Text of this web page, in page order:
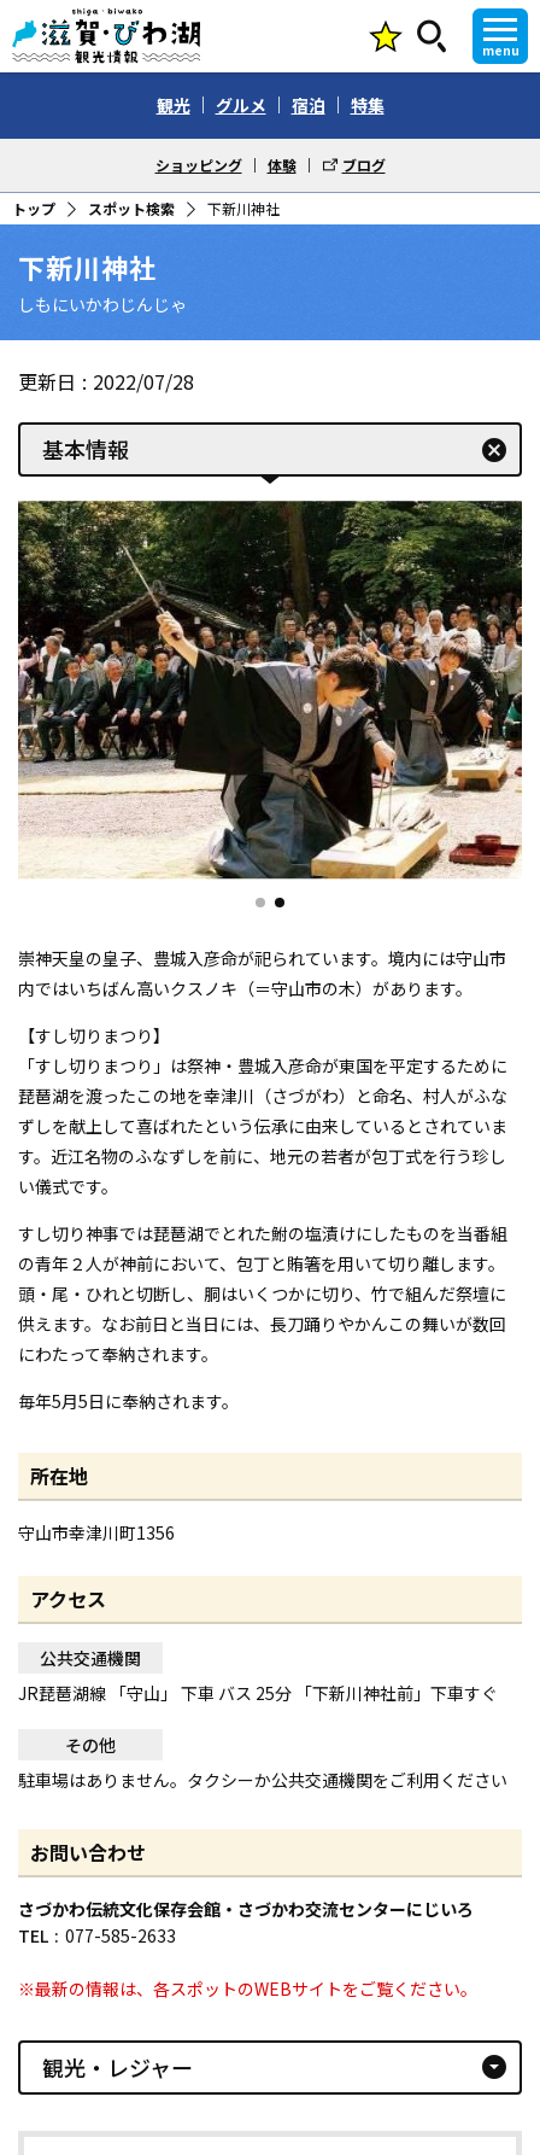
menu
観光 グルメ 宿泊 特集
ショッピング 体験 ブログ
トップ スポット検索 下新川神社
下新川神社
しもにいかわじんじゃ
更新日 2022/07/28
基本情報 cancel
崇神天皇の皇子、豊城入彦命が祀られています。境内には守山市
内ではいちばん高いクスノキ（＝守山市の木）があります。
【すし切りまつり】
「すし切りまつり」は祭神・豊城入彦命が東国を平定するために
琵琶湖を渡ったこの地を幸津川（さづがわ）と命名、村人がふな
ずしを献上して喜ばれたという伝承に由来しているとされていま
す。近江名物のふなずしを前に、地元の若者が包丁式を行う珍し
い儀式です。
すし切り神事では琵琶湖でとれた鮒の塩漬けにしたものを当番組
の青年２人が神前において、包丁と賄箸を用いて切り離します。
頭・尾・ひれと切断し、胴はいくつかに切り、竹で組んだ祭壇に
供えます。なお前日と当日には、長刀踊りやかんこの舞いが数回
にわたって奉納されます。
毎年5月5日に奉納されます。
所在地
守山市幸津川町1356
アクセス
公共交通機関
JR琵琶湖線 「守山」 下車 バス 25分 「下新川神社前」下車すぐ
その他
駐車場はありません。タクシーか公共交通機関をご利用ください
お問い合わせ
さづかわ伝統文化保存会館・さづかわ交流センターにじいろ
TEL
077-585-2633
※最新の情報は、各スポットのWEBサイトをご覧ください。
観光・レジャー arrow_drop_down_circle